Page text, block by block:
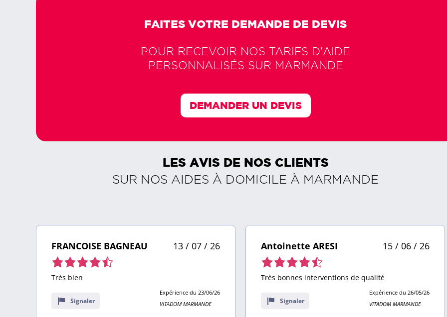
FAITES VOTRE DEMANDE DE DEVIS
POUR RECEVOIR NOS TARIFS D'AIDE
PERSONNALISÉS SUR MARMANDE
DEMANDER UN DEVIS
LES AVIS DE NOS CLIENTS
SUR NOS AIDES À DOMICILE À MARMANDE
FRANCOISE BAGNEAU 13 / 07 / 26
Note
sur
Très bien
Signaler
Expérience du 23/06/26
VITADOM MARMANDE
Antoinette ARESI 15 / 06 / 26
Note
sur
Très bonnes interventions de qualité
Signaler
Expérience du 26/05/26
VITADOM MARMANDE